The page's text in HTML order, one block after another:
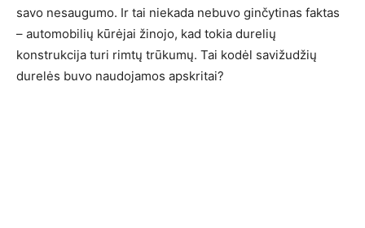
savo nesaugumo. Ir tai niekada nebuvo ginčytinas faktas
– automobilių kūrėjai žinojo, kad tokia durelių
konstrukcija turi rimtų trūkumų. Tai kodėl savižudžių
durelės buvo naudojamos apskritai?